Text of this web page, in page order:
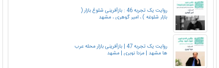
روایت یک تجربه 46 : بازآفرینی شلوغ بازار (
بازار شلوغه ) ، امیر گوهری ، مشهد
روایت یک تجربه 47 | بازآفرینی بازار محله عرب
ها مشهد | مزدا نوبری | مشهد